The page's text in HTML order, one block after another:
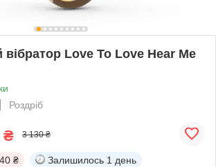
вібратор Love To Love Hear Me
Роздріб
₴ 3 130 ₴
₴ Залишилось 1 день